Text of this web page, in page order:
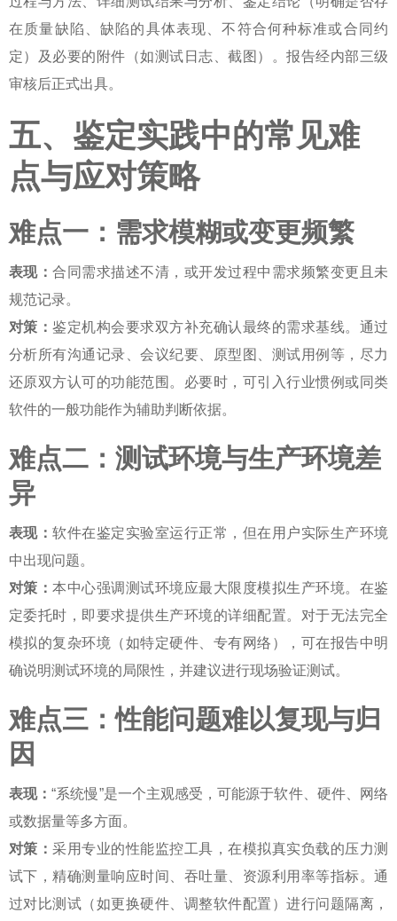
在质量缺陷、缺陷的具体表现、不符合何种标准或合同约
定）及必要的附件（如测试日志、截图）。报告经内部三级
审核后正式出具。
五、鉴定实践中的常见难
点与应对策略
难点一：需求模糊或变更频繁
表现：合同需求描述不清，或开发过程中需求频繁变更且未
规范记录。
对策：鉴定机构会要求双方补充确认最终的需求基线。通过
分析所有沟通记录、会议纪要、原型图、测试用例等，尽力
还原双方认可的功能范围。必要时，可引入行业惯例或同类
软件的一般功能作为辅助判断依据。
难点二：测试环境与生产环境差
异
表现：软件在鉴定实验室运行正常，但在用户实际生产环境
中出现问题。
对策：本中心强调测试环境应最大限度模拟生产环境。在鉴
定委托时，即要求提供生产环境的详细配置。对于无法完全
模拟的复杂环境（如特定硬件、专有网络），可在报告中明
确说明测试环境的局限性，并建议进行现场验证测试。
难点三：性能问题难以复现与归
因
表现：“系统慢”是一个主观感受，可能源于软件、硬件、网络
或数据量等多方面。
对策：采用专业的性能监控工具，在模拟真实负载的压力测
试下，精确测量响应时间、吞吐量、资源利用率等指标。通
过对比测试（如更换硬件、调整软件配置）进行问题隔离，